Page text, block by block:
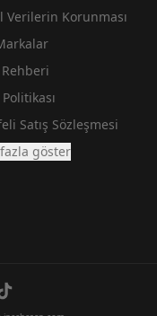
Verilerin Korunması
Satış Sözleşmesi
göster